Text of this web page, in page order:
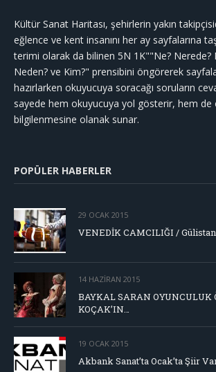
Kültür Sanat Haritası, şehirlerin yakın
eğlence ve kent insanını her ay sayfalarına
terimi olarak da bilinen 5N 1K""Ne? Nerede?
Neden? ve Kim?" prensibini öngörerek
hazırlarken okuyucuya soracağı soruların
sayede hem okuyucuya yol gösterir, hem de
bilgilenmesine olanak sunar.
POPÜLER HABERLER
29 OCAK 2015
VENEDİK CAMCILIĞI /
14 HAZIRAN 2015
BAYKAL SARAN OYUNCULUK
KOÇAK’IN…
19 OCAK 2015
Akbank Sanat’ta Ocak’ta Şiir